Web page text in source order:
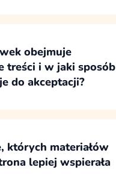
obejmuje
treści i w jaki sposób
do akceptacji?
akceptację.
których materiałów
lepiej wspierała